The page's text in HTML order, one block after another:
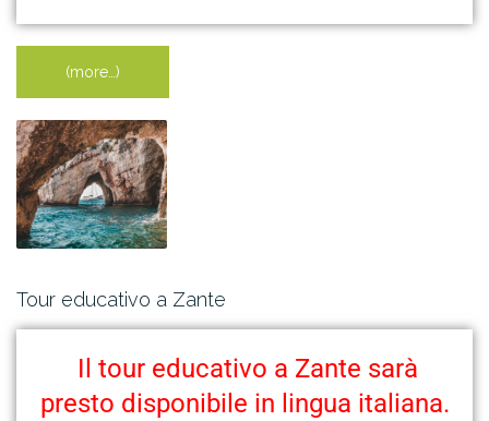
(more…)
Tour educativo a Zante
Il tour educativo a Zante sarà
presto disponibile in lingua italiana.